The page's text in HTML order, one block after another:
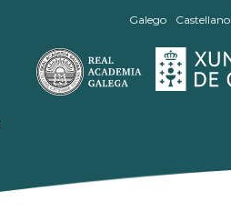
Galego Castellano